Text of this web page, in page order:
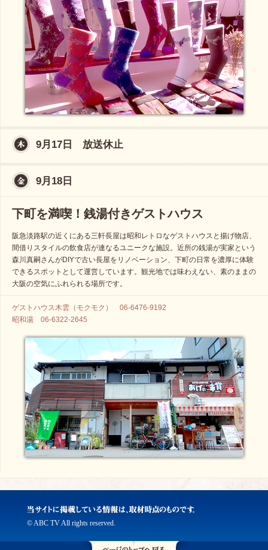
9月17日 放送休止
9月18日
下町を満喫！銭湯付きゲストハウス
阪急淡路駅の近くにある三軒長屋は昭和レトロなゲストハウスと揚げ物店、
間借りスタイルの飲食店が連なるユニークな施設。近所の銭湯が実家という
森川真嗣さんがDIYで古い長屋をリノベーション、下町の日常を濃厚に体験
できるスポットとして運営しています。観光地では味わえない、素のままの
大阪の空気にふれられる場所です。
ゲストハウス木雲（モクモク） 06-6476-9192
昭和湯 06-6322-2645
© ABC TV All rights reserved.